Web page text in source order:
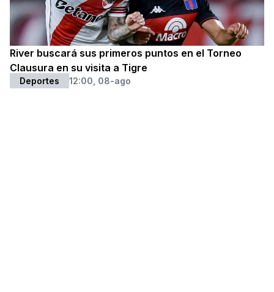
River buscará sus primeros puntos en el Torneo
Clausura en su visita a Tigre
Deportes 12:00, 08-ago